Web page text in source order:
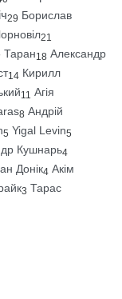
29 Борислав
21
Таран18 Александр
14 Кирилл
11 Агія
8 Андрій
5 Yigal Levin5
Кушнарь4
Донік4 Акім
3 Тарас